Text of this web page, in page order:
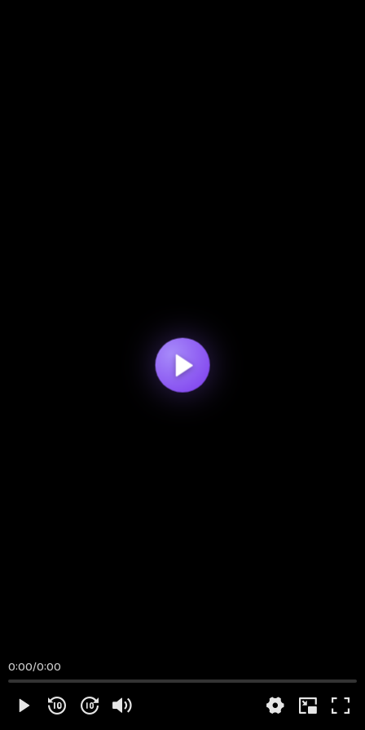
0:00/0:00